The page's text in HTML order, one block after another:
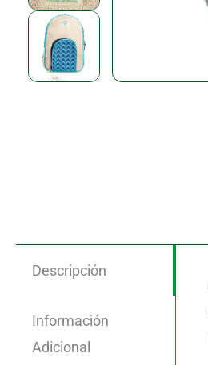
Descripción
Información
Adicional